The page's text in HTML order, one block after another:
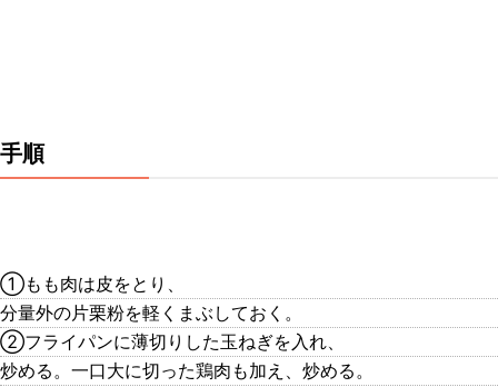
手順
①もも肉は皮をとり、
分量外の片栗粉を軽くまぶしておく。
②フライパンに薄切りした玉ねぎを入れ、
炒める。一口大に切った鶏肉も加え、炒める。